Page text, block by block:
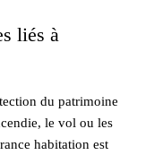
liés à
du patrimoine
le vol ou les
habitation est